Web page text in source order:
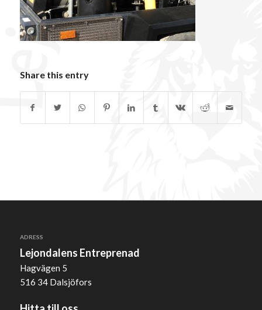
Share this entry
ADRESS
Lejondalens Entreprenad
Hagvägen 5
516 34 Dalsjöfors